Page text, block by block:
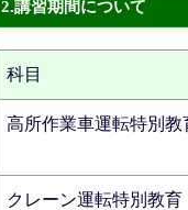
2.講習期間について
科目
高所作業車運転特別教
クレーン運転特別教育